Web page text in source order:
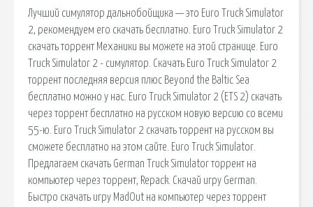
Лучший симулятор дальнобойщика — это Euro Truck Simulator
2, рекомендуем его скачать бесплатно. Euro Truck Simulator 2
скачать торрент Механики вы можете на этой странице. Euro
Truck Simulator 2 - симулятор. Скачать Euro Truck Simulator 2
торрент последняя версия плюс Beyond the Baltic Sea
бесплатно можно у нас. Euro Truck Simulator 2 (ETS 2) скачать
через торрент бесплатно на русском новую версию со всеми
55-ю. Euro Truck Simulator 2 скачать торрент на русском вы
сможете бесплатно на этом сайте. Euro Truck Simulator.
Предлагаем скачать German Truck Simulator торрент на
компьютер через торрент, Repack. Скачай игру German.
Быстро скачать игру MadOut на компьютер через торрент